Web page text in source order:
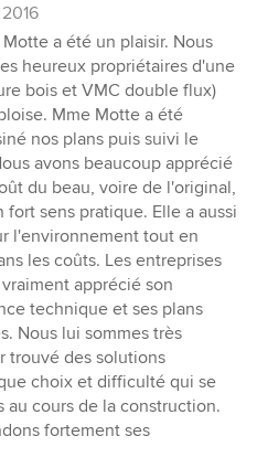
a été un plaisir. Nous
heureux propriétaires d'une
bois et VMC double flux)
Mme Motte a été
nos plans puis suivi le
avons beaucoup apprécié
du beau, voire de l'original,
sens pratique. Elle a aussi
l'environnement tout en
les coûts. Les entreprises
apprécié son
technique et ses plans
Nous lui sommes très
trouvé des solutions
choix et difficulté qui se
au cours de la construction.
fortement ses